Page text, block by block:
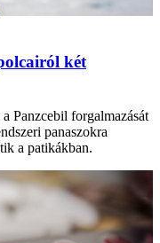
két
Panzcebil forgalmazását
panaszokra
a patikákban.